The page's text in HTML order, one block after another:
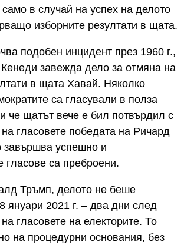
само в случай на успех на делото
изборните резултати в щата.
подобен инцидент през 1960 г.,
завежда дело за отмяна на
в щата Хавай. Няколко
са гласували в полза
че щатът вече е бил потвърдил с
гласовете победата на Ричард
завършва успешно и
гласове са преброени.
Тръмп, делото не беше
януари 2021 г. – два дни след
гласовете на електорите. То
на процедурни основания, без